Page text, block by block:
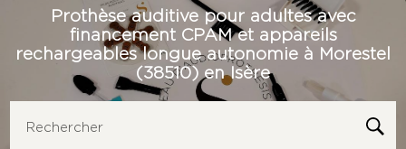
Prothèse auditive pour adultes avec
financement CPAM et appareils
rechargeables longue autonomie à Morestel
(38510) en Isère
Rechercher